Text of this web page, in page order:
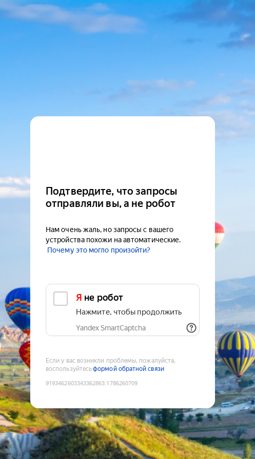
Подтвердите, что запросы
отправляли вы, а не робот
Нам очень жаль, но запросы с вашего
устройства похожи на автоматические.
Почему это могло произойти?
Я не робот
Нажмите, чтобы продолжить
Yandex SmartCaptcha
Если у вас возникли проблемы, пожалуйста,
воспользуйтесьформой обратной связи
9193462603343362863:1786260709